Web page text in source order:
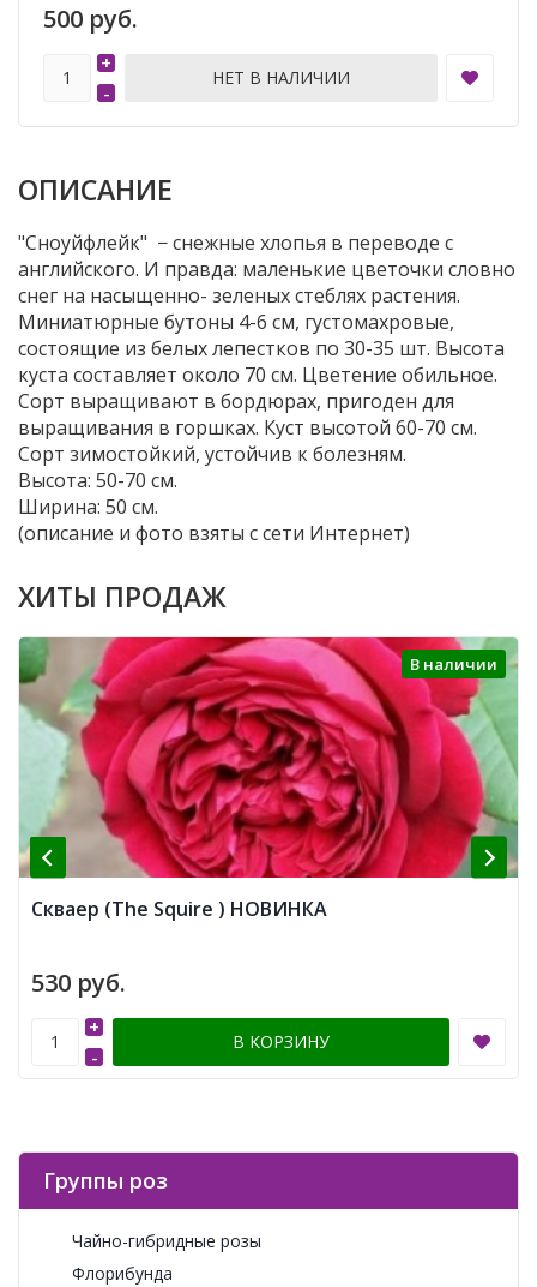
500 руб.
-
+
НЕТ В НАЛИЧИИ
ОПИСАНИЕ
"Сноуйфлейк" − снежные хлопья в переводе с
английского. И правда: маленькие цветочки словно
снег на насыщенно- зеленых стеблях растения.
Миниатюрные бутоны 4-6 см, густомахровые,
состоящие из белых лепестков по 30-35 шт. Высота
куста составляет около 70 см. Цветение обильное.
Сорт выращивают в бордюрах, пригоден для
выращивания в горшках. Куст высотой 60-70 см.
Сорт зимостойкий, устойчив к болезням.
Высота: 50-70 см.
Ширина: 50 см.
(описание и фото взяты с сети Интернет)
ХИТЫ ПРОДАЖ
В наличии
Скваер (The Squire ) НОВИНКА
530 руб.
-
+
В КОРЗИНУ
Группы роз
Чайно-гибридные розы
Флорибунда